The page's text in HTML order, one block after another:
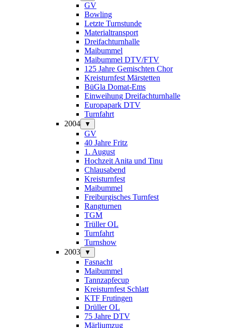
GV
Bowling
Letzte Turnstunde
Materialtransport
Dreifachturnhalle
Maibummel
Maibummel DTV/FTV
125 Jahre Gemischten Chor
Kreisturnfest Märstetten
BüGla Domat-Ems
Einweihung Dreifachturnhalle
Europapark DTV
Turnfahrt
2004
▼
GV
40 Jahre Fritz
1. August
Hochzeit Anita und Tinu
Chlausabend
Kreisturnfest
Maibummel
Freiburgisches Turnfest
Rangturnen
TGM
Trüller OL
Turnfahrt
Turnshow
2003
▼
Fasnacht
Maibummel
Tannzapfecup
Kreisturnfest Schlatt
KTF Frutingen
Drüller OL
75 Jahre DTV
Märliumzug